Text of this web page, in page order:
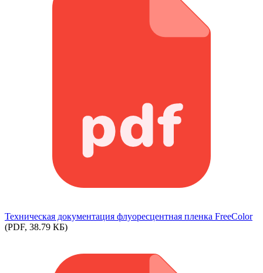
Техническая документация флуоресцентная пленка FreeColor
(PDF, 38.79 КБ)